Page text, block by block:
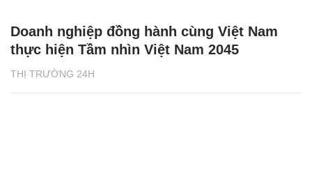
THỊ TRƯỜNG 24H
Doanh nghiệp đồng hành cùng Việt Nam
thực hiện Tầm nhìn Việt Nam 2045